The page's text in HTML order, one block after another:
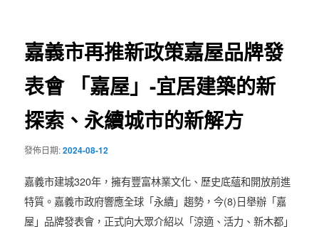
嘉義市再推新政策嘉屋品牌發
表會 「嘉屋」-宜居建築的新
探索、永續城市的新解方
發佈日期:2024-08-12
嘉義市建城320年，擁有豐富林業文化、歷史底蘊和開放前進
特質。嘉義市政府響應全球「永續」趨勢，今(8)日舉辦「嘉
屋」品牌發表會，正式向大眾介紹以「涼適、活力、新木都」